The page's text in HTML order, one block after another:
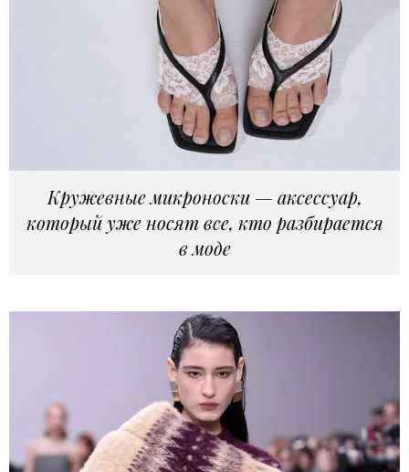
Кружевные микроноски — аксессуар,
который уже носят все, кто разбирается
в моде